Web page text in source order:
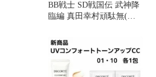
BB戦士 SD戦国伝 武神降
臨編 真田幸村頑駄無(サ
NO.343